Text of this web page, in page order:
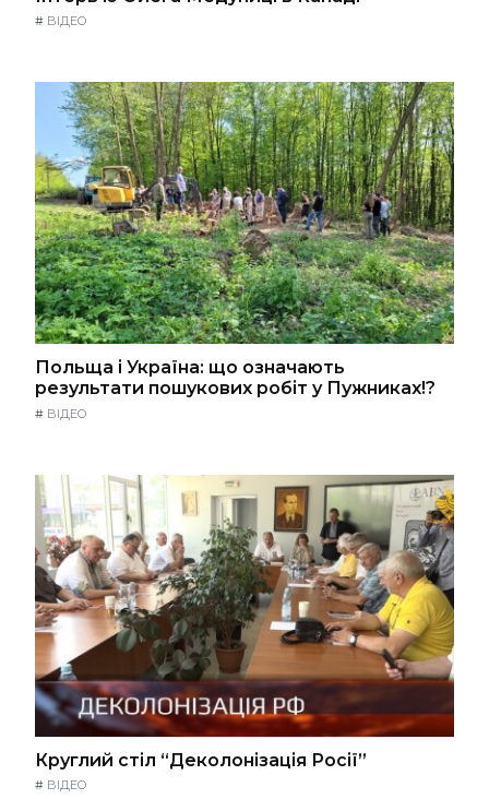
# ВІДЕО
Польща і Україна: що означають
результати пошукових робіт у Пужниках!?
# ВІДЕО
Круглий стіл “Деколонізація Росії”
# ВІДЕО